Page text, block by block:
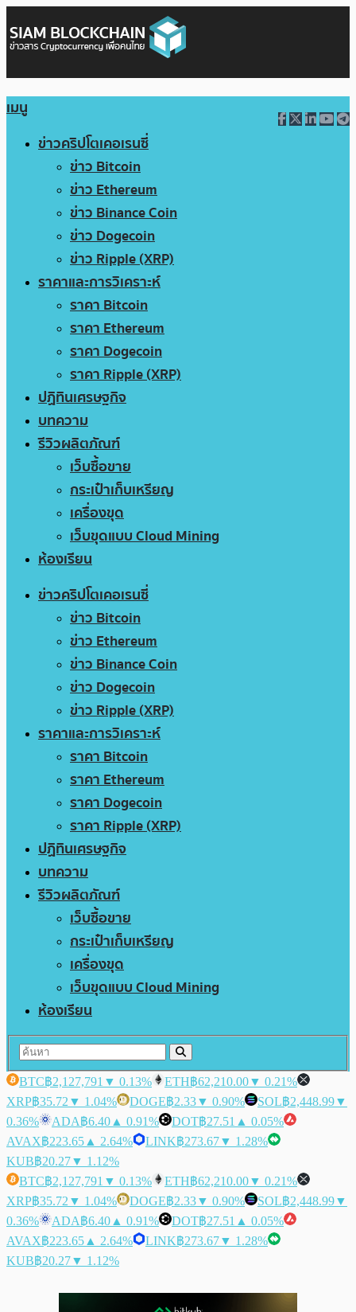
เมนู
ข่าวคริปโตเคอเรนซี่
ข่าว Bitcoin
ข่าว Ethereum
ข่าว Binance Coin
ข่าว Dogecoin
ข่าว Ripple (XRP)
ราคาและการวิเคราะห์
ราคา Bitcoin
ราคา Ethereum
ราคา Dogecoin
ราคา Ripple (XRP)
ปฏิทินเศรษฐกิจ
บทความ
รีวิวผลิตภัณฑ์
เว็บซื้อขาย
กระเป๋าเก็บเหรียญ
เครื่องขุด
เว็บขุดแบบ Cloud Mining
ห้องเรียน
ข่าวคริปโตเคอเรนซี่
ข่าว Bitcoin
ข่าว Ethereum
ข่าว Binance Coin
ข่าว Dogecoin
ข่าว Ripple (XRP)
ราคาและการวิเคราะห์
ราคา Bitcoin
ราคา Ethereum
ราคา Dogecoin
ราคา Ripple (XRP)
ปฏิทินเศรษฐกิจ
บทความ
รีวิวผลิตภัณฑ์
เว็บซื้อขาย
กระเป๋าเก็บเหรียญ
เครื่องขุด
เว็บขุดแบบ Cloud Mining
ห้องเรียน
BTC฿2,127,791 ▼ 0.13% ETH฿62,210.00▼ 0.21%
XRP฿35.72 ▼ 1.04% DOGE฿2.33▼ 0.90% SOL฿2,448.99▼
0.36%
ADA฿6.40 ▲ 0.91% DOT฿27.51 ▲ 0.05%
AVAX฿223.65 ▲ 2.64% LINK฿273.67▼ 1.28%
KUB฿20.27▼ 1.12%
BTC฿2,127,791 ▼ 0.13% ETH฿62,210.00▼ 0.21%
XRP฿35.72 ▼ 1.04% DOGE฿2.33▼ 0.90% SOL฿2,448.99▼
0.36%
ADA฿6.40 ▲ 0.91% DOT฿27.51 ▲ 0.05%
AVAX฿223.65 ▲ 2.64% LINK฿273.67▼ 1.28%
KUB฿20.27▼ 1.12%